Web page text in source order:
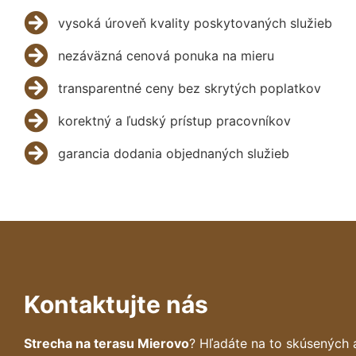
vysoká úroveň kvality poskytovaných služieb
nezáväzná cenová ponuka na mieru
transparentné ceny bez skrytých poplatkov
korektný a ľudský prístup pracovníkov
garancia dodania objednaných služieb
Kontaktujte nás
Strecha na terasu Mierovo? Hľadáte na to